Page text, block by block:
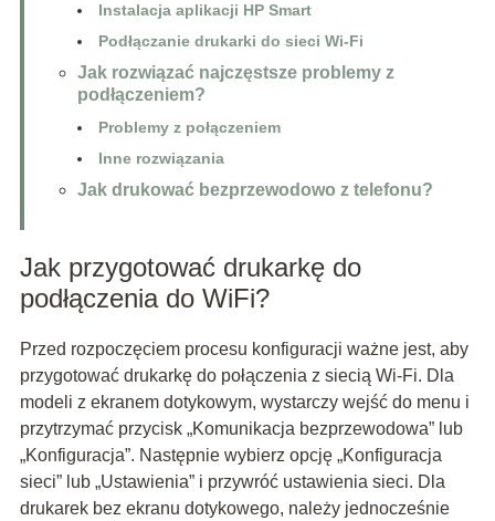
Instalacja aplikacji HP Smart
Podłączanie drukarki do sieci Wi-Fi
Jak rozwiązać najczęstsze problemy z
podłączeniem?
Problemy z połączeniem
Inne rozwiązania
Jak drukować bezprzewodowo z telefonu?
Jak przygotować drukarkę do
podłączenia do WiFi?
Przed rozpoczęciem procesu konfiguracji ważne jest, aby
przygotować drukarkę do połączenia z siecią Wi-Fi. Dla
modeli z ekranem dotykowym, wystarczy wejść do menu i
przytrzymać przycisk „Komunikacja bezprzewodowa” lub
„Konfiguracja”. Następnie wybierz opcję „Konfiguracja
sieci” lub „Ustawienia” i przywróć ustawienia sieci. Dla
drukarek bez ekranu dotykowego, należy jednocześnie